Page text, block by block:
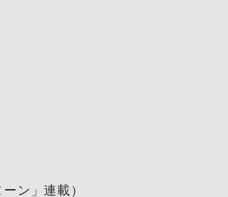
ン」連載）